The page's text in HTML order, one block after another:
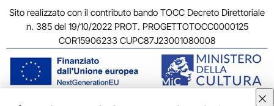
Sito realizzato con il contributo bando TOCC Decreto Direttoriale
n. 385 del 19/10/2022 PROT. PROGETTOTOCC0000125
COR15906233 CUPC87J23001080008